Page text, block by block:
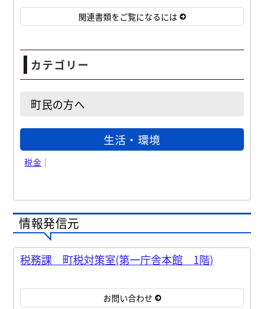
関連書類をご覧になるには
カテゴリー
町民の方へ
生活・環境
税金｜
情報発信元
税務課 町税対策室(第一庁舎本館 1階)
お問い合わせ